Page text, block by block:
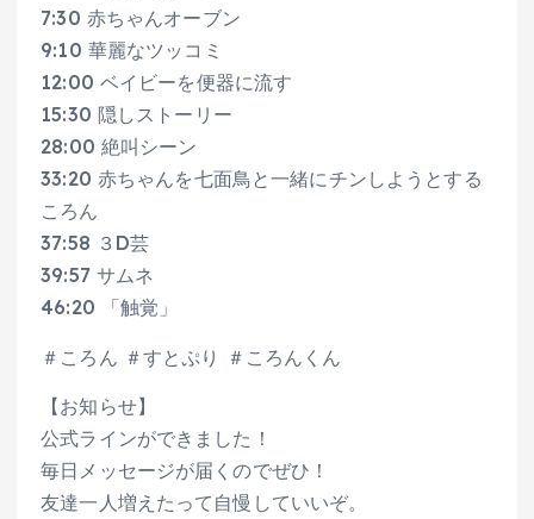
7:30 赤ちゃんオーブン
9:10 華麗なツッコミ
12:00 ベイビーを便器に流す
15:30 隠しストーリー
28:00 絶叫シーン
33:20 赤ちゃんを七面鳥と一緒にチンしようとする
ころん
37:58 ３D芸
39:57 サムネ
46:20 「触覚」
＃ころん ＃すとぷり ＃ころんくん
【お知らせ】
公式ラインができました！
毎日メッセージが届くのでぜひ！
友達一人増えたって自慢していいぞ。